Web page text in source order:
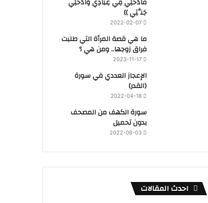
جَنَّتِي ))
2022-02-07
ما هي قصة المرأة التي طلبت
فراق زوجها.. ومن هي ؟
2023-11-17
‏الإعجاز العددي في سورة
(القدر)
2022-04-18
سورة الكهف من المصحف
بدون تحميل
2022-06-03
احدث المقالات